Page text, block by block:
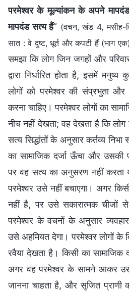
परमेश्वर के मूल्यांकन के अपने
मापदंड सत्य हैं” (वचन, खंड 4, मसीह-
सात : वे दुष्ट, धूर्त और कपटी हैं (भाग
समझा कि लोग जिन जगहों और
द्वारा निर्धारित होता है, इसमें
लोगों को परमेश्वर की संप्रभुता
करना चाहिए। परमेश्वर लोगों का
नीच नहीं देखता; वह देखता है कि
सत्य सिद्धांतों के अनुसार कर्तव्य
का सामाजिक दर्जा ऊँचा और उसकी
पर वह सत्य का अनुसरण नहीं करता
परमेश्वर उसे नहीं बचाएगा। अगर
नहीं है, पर उसे सकारात्मक चीजों
परमेश्वर के वचनों के अनुसार
उसे अहमियत देगा। परमेश्वर लोगों
रवैया देखता है। किसी का सामाजिक
अगर वह परमेश्वर के सामने आकर
जानना चाहता है, और सृजित प्राणी